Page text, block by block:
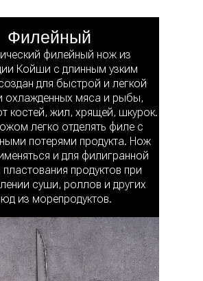
Филейный
филейный нож из
Койши с длинным узким
для быстрой и легкой
охлажденных мяса и рыбы,
костей, жил, хрящей, шкурок.
легко отделять филе с
потерями продукта. Нож
и для филигранной
пластования продуктов при
суши, роллов и других
из морепродуктов.